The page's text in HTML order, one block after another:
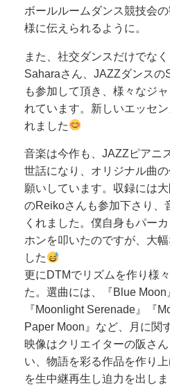
ボールルームダンス競技会
様に伝えられるように。
また、社交ダンスだけでな
Saharaさん、JAZZダンスの
も参加して頂き、様々なジ
れています。新しいエッセ
れました
音楽は今作も、JAZZピアニ
世話になり、オリジナル曲
願いしています。収録には
のReikoさんも参加下さり、
くれました。僕自身もパー
ホンを叩いたのですが、大
した
更にDTMでリズムを作り様
た。選曲には、『Blue Moon
『Moonlight Serenade』『
Paper Moon』など、月に関
映像はクリエイターの阪さ
い、物語を彩る作品を作り
を生中継再生し迫力を出しま